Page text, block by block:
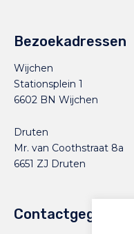
Bezoekadressen
Wijchen
Stationsplein 1
6602 BN Wijchen
Druten
Mr. van Coothstraat 8a
6651 ZJ Druten
Contactgegevens